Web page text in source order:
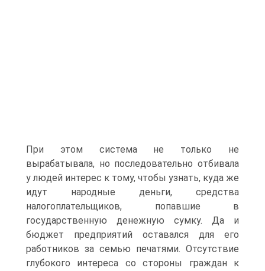
При этом система не только не
вырабатывала, но последовательно отбивала
у людей интерес к тому, чтобы узнать, куда же
идут народные деньги, средства
налогоплательщиков, попавшие в
государственную денежную сумку. Да и
бюджет предприятий оставался для его
работников за семью печатями. Отсутствие
глубокого интереса со стороны граждан к